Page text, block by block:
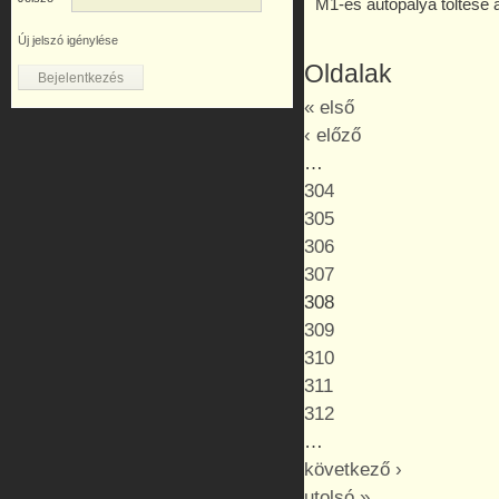
Új jelszó igénylése
M1-es autópálya töltése
Oldalak
« első
‹ előző
…
304
305
306
307
308
309
310
311
312
…
következő ›